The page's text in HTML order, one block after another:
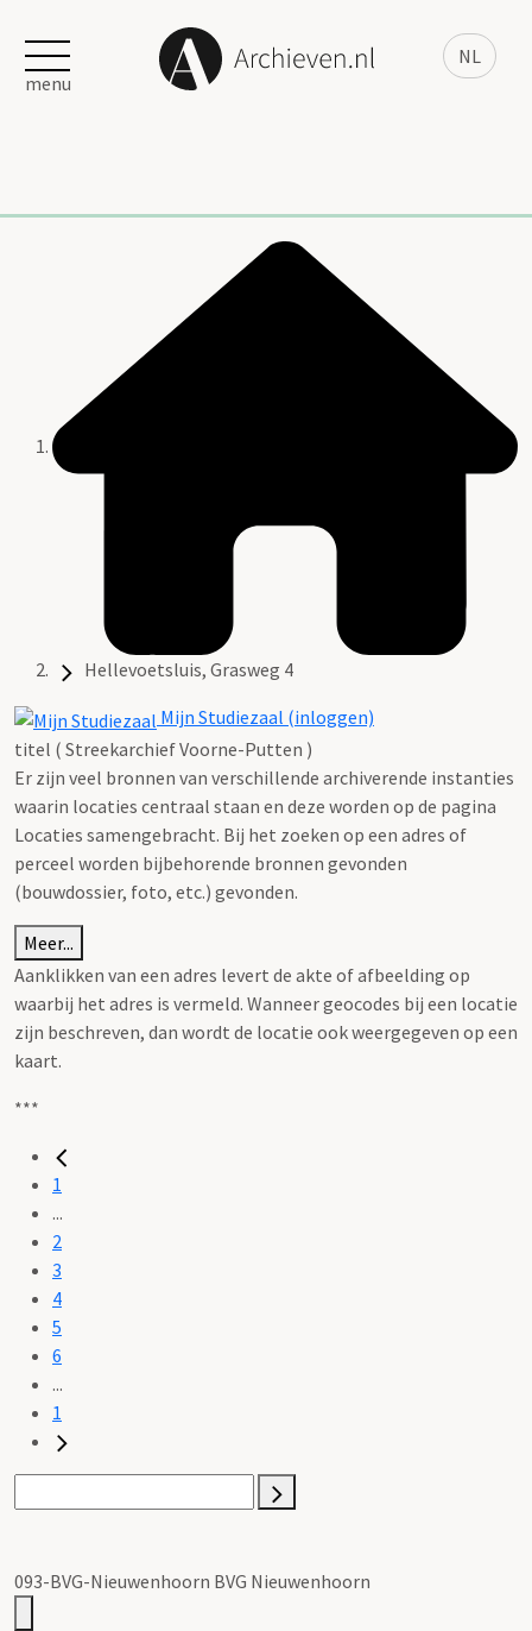
NL
menu
Hellevoetsluis, Grasweg 4
Mijn Studiezaal (inloggen)
titel ( Streekarchief Voorne-Putten )
Er zijn veel bronnen van verschillende archiverende instanties
waarin locaties centraal staan en deze worden op de pagina
Locaties samengebracht. Bij het zoeken op een adres of
perceel worden bijbehorende bronnen gevonden
(bouwdossier, foto, etc.) gevonden.
Meer...
Aanklikken van een adres levert de akte of afbeelding op
waarbij het adres is vermeld. Wanneer geocodes bij een locatie
zijn beschreven, dan wordt de locatie ook weergegeven op een
kaart.
***
1
...
2
3
4
5
6
...
1
093-BVG-Nieuwenhoorn BVG Nieuwenhoorn